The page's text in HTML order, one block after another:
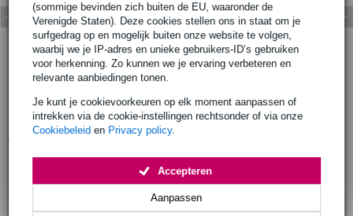
(sommige bevinden zich buiten de EU, waaronder de
Verenigde Staten). Deze cookies stellen ons in staat om je
surfgedrag op en mogelijk buiten onze website te volgen,
waarbij we je IP-adres en unieke gebruikers-ID’s gebruiken
voor herkenning. Zo kunnen we je ervaring verbeteren en
relevante aanbiedingen tonen.
Je kunt je cookievoorkeuren op elk moment aanpassen of
intrekken via de cookie-instellingen rechtsonder of via onze
Cookiebeleid en Privacy policy.
Aanpassen
Accepteren
Accessoires (9)